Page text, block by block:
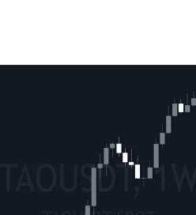
Gewinnrealisation und
spekulatives Token im
Anlagehinweis!) •
Datum • Mittelfristig:
Adoption • Langfristig:
und Wettbewerb 🛡
keine Kauf- oder
Sinne. Sie dient lediglich
Ein Setup, welches bei
Korrektur zu gehen. Wir
sind aber wieder über diesen
sollte, dass das Momentum
für eine Gewisse Zeit nach
Bruch des 20er EMA‘s hier
um hier von einer
keinen POC aber eine klare
Abwärtsdruck sorgen sollte.